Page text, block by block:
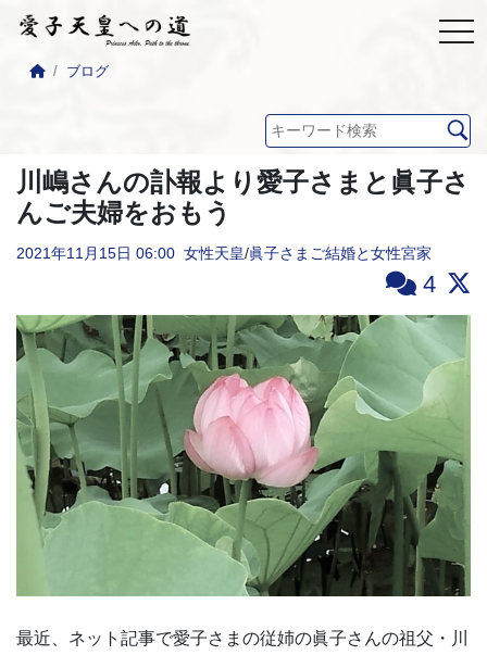
ブログ
川嶋さんの訃報より愛子さまと眞子さ
んご夫婦をおもう
2021年11月15日 06:00 女性天皇/眞子さまご結婚と女性宮家
4
最近、ネット記事で愛子さまの従姉の眞子さんの祖父・川